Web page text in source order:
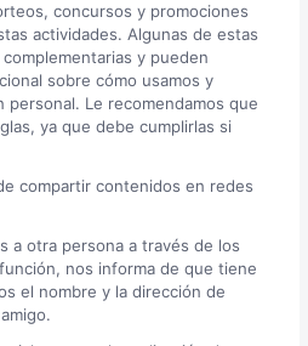
concursos y promociones
actividades. Algunas de estas
y pueden
sobre cómo usamos y
personal. Le recomendamos que
ya que debe cumplirlas si
compartir contenidos en redes
a otra persona a través de los
nos informa de que tiene
el nombre y la dirección de